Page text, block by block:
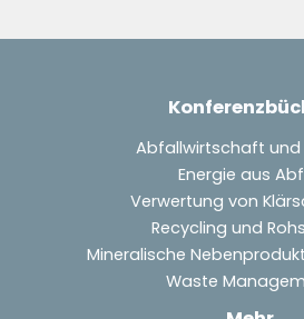
Abfallwirtschaft und
Energie aus
Verwertung von
Recycling und
Mineralische
Waste